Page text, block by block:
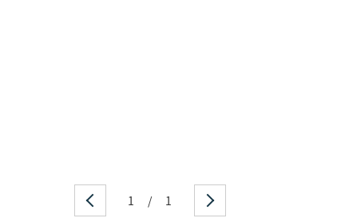
1 / 1